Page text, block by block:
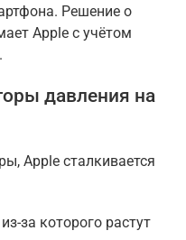
Решение о
Apple с учётом
давления на
Apple сталкивается
за которого растут